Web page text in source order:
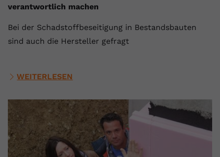
verantwortlich machen
Bei der Schadstoffbeseitigung in Bestandsbauten
sind auch die Hersteller gefragt
WEITERLESEN